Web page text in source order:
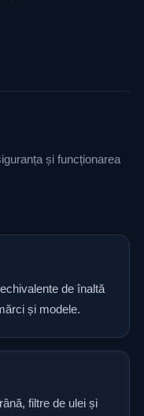
și funcționarea
de înaltă
și modele.
filtre de ulei și